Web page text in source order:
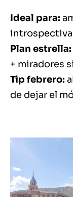
Ideal para:
Plan estrella:
+ miradores
Tip febrero:
de dejar el